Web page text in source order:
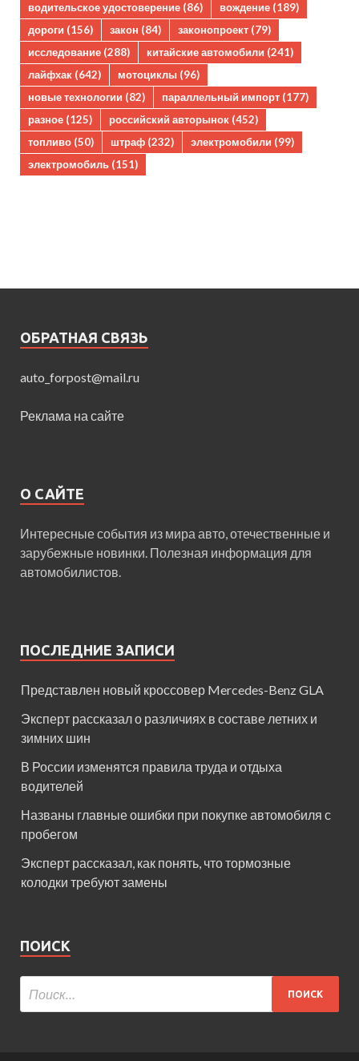
водительское удостоверение (86) вождение (189)
дороги (156) закон (84) законопроект (79)
исследование (288) китайские автомобили (241)
лайфхак (642) мотоциклы (96)
новые технологии (82) параллельный импорт (177)
разное (125) российский авторынок (452)
топливо (50) штраф (232) электромобили (99)
электромобиль (151)
ОБРАТНАЯ СВЯЗЬ
auto_forpost@mail.ru
Реклама на сайте
О САЙТЕ
Интересные события из мира авто, отечественные и
зарубежные новинки. Полезная информация для
автомобилистов.
ПОСЛЕДНИЕ ЗАПИСИ
Представлен новый кроссовер Mercedes-Benz GLA
Эксперт рассказал о различиях в составе летних и
зимних шин
В России изменятся правила труда и отдыха
водителей
Названы главные ошибки при покупке автомобиля с
пробегом
Эксперт рассказал, как понять, что тормозные
колодки требуют замены
ПОИСК